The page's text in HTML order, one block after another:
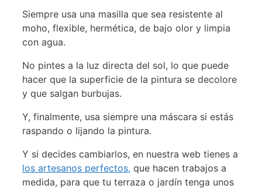
Siempre usa una masilla que sea resistente al
moho, flexible, hermética, de bajo olor y limpia
con agua.
No pintes a la luz directa del sol, lo que puede
hacer que la superficie de la pintura se decolore
y que salgan burbujas.
Y, finalmente, usa siempre una máscara si estás
raspando o lijando la pintura.
Y si decides cambiarlos, en nuestra web tienes a
los artesanos perfectos, que hacen trabajos a
medida, para que tu terraza o jardín tenga unos